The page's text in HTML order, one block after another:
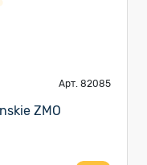
Арт. 82085
ZMO